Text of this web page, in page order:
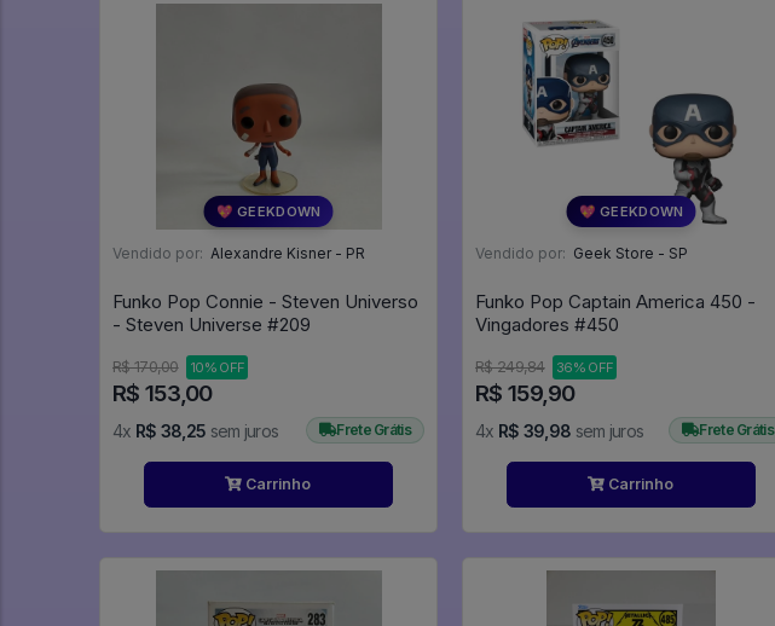
💖 GEEKDOWN
Vendido por: Alexandre Kisner - PR
Funko Pop Connie - Steven Universo
- Steven Universe #209
R$ 170,00 10% OFF
R$ 153,00
4x R$ 38,25 sem juros Frete Grátis
Carrinho
💖 GEEKDOWN
Vendido por: Geek Store - SP
Funko Pop Captain America 450 -
Vingadores #450
R$ 249,84 36% OFF
R$ 159,90
4x R$ 39,98 sem juros Frete Grátis
Carrinho